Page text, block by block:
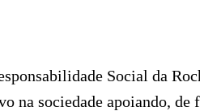
Social da
na sociedade apoiando, de